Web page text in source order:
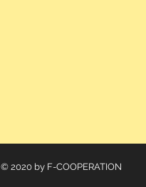
© 2020 by F-COOPERATION